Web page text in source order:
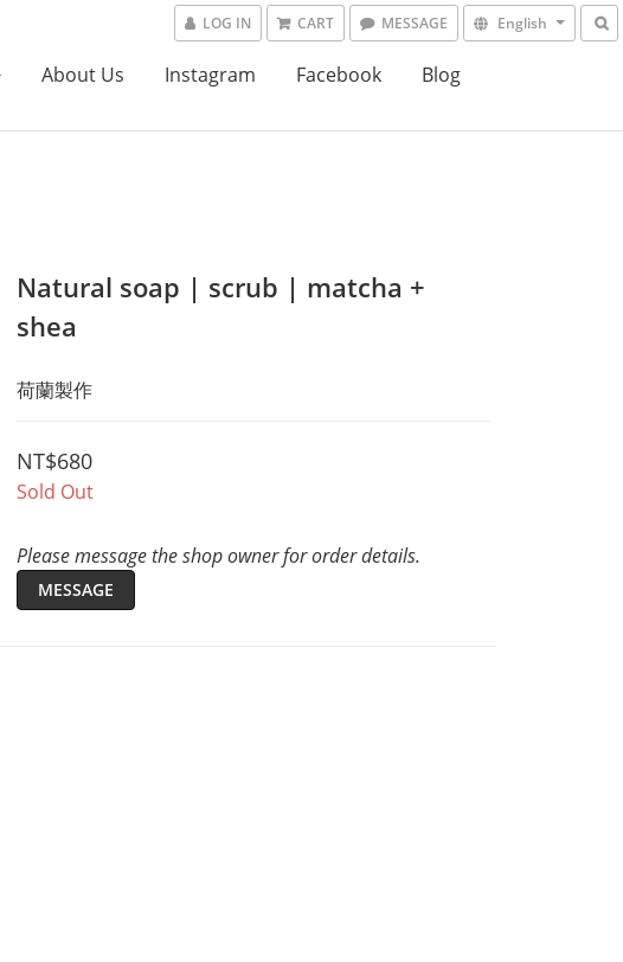
LOG IN CART MESSAGE English
About Us Instagram Facebook Blog
Natural soap | scrub | matcha +
shea
荷蘭製作
NT$680
Sold Out
Please message the shop owner for order details.
MESSAGE